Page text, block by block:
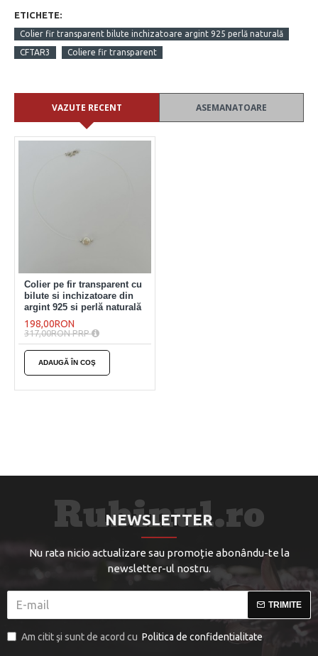
ETICHETE:
Colier fir transparent bilute inchizatoare argint 925 perlă naturală
CFTAR3
Coliere fir transparent
VAZUTE RECENT ASEMANATOARE
Colier pe fir transparent cu
bilute si inchizatoare din
argint 925 si perlă naturală
198,00RON
317,00RON PRP
ADAUGĂ ÎN COŞ
NEWSLETTER
Nu rata nicio actualizare sau promoție abonându-te la
newsletter-ul nostru.
TRIMITE
Am citit şi sunt de acord cu Politica de confidentialitate